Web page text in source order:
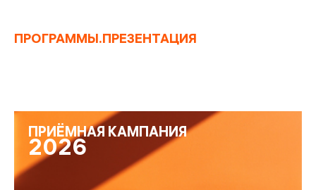
ПРИЁМНАЯ КАМПАНИЯ
2026
ПРОГРАММЫ.ПРЕЗЕНТАЦИЯ